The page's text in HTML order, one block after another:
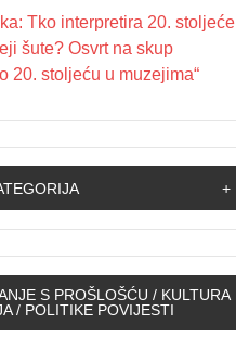
Tko interpretira 20. stoljeće
šute? Osvrt na skup
20. stoljeću u muzejima“
+
S PROŠLOŠĆU / KULTURA
/ POLITIKE POVIJESTI